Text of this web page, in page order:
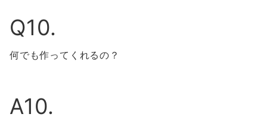
Q10.
何でも作ってくれるの？
A10.